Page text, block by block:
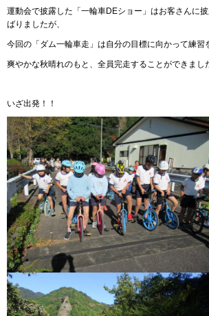
運動会で披露した「一輪車DEショー」はお客さんに
ばりましたが、
今回の「ダム一輪車走」は自分の目標に向かって練習
爽やかな秋晴れのもと、全員完走することができまし
いざ出発！！